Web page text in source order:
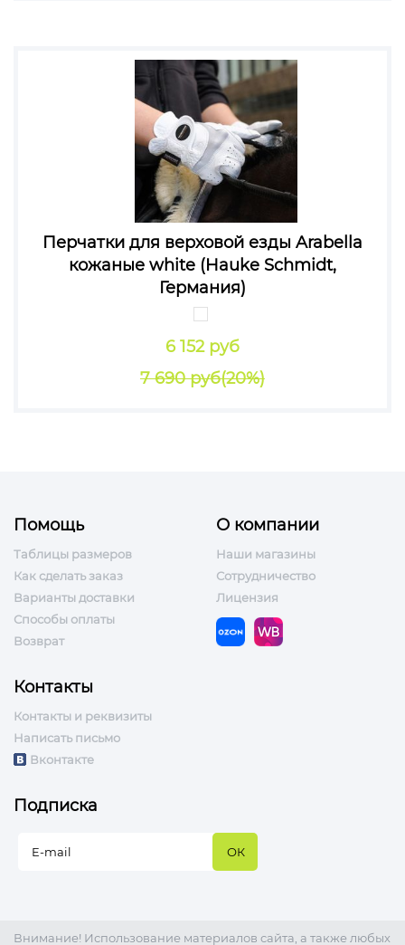
Перчатки для верховой езды Arabella
кожаные white (Hauke Schmidt,
Германия)
6 152 руб
7 690 руб(20%)
Помощь
Таблицы размеров
Как сделать заказ
Варианты доставки
Способы оплаты
Возврат
О компании
Наши магазины
Сотрудничество
Лицензия
Контакты
Контакты и реквизиты
Написать письмо
Вконтакте
Подписка
Внимание! Использование материалов сайта, а также любых